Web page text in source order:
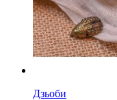
Дзьоби